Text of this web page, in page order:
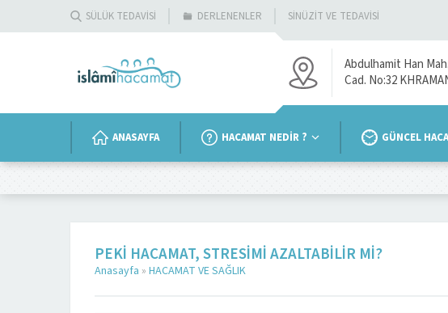
SÜLÜK TEDAVİSİ DERLENENLER SİNÜZİT VE TEDAVİSİ
Abdulhamit Han
Cad. No:32
ANASAYFA HACAMAT NEDİR ? GÜNCEL
PEKI HACAMAT, STRESIMI AZALTABILIR MI?
Anasayfa » HACAMAT VE SAĞLIK